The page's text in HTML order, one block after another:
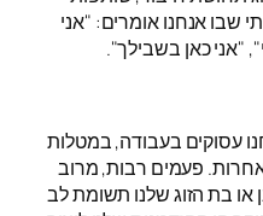
שבו אנחנו אומרים: "אני
"אני כאן בשבילך".
עסוקים בעבודה, במטלות
פעמים רבות, מרוב
או בת הזוג שלנו תשומת לב